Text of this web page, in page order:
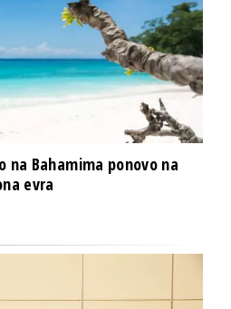
Bahamima ponovo na
evra